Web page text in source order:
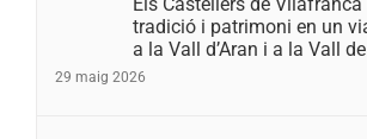
Els Castellers de
tradició i patrimoni en un
a la Vall d’Aran i a la Vall
29 maig 2026